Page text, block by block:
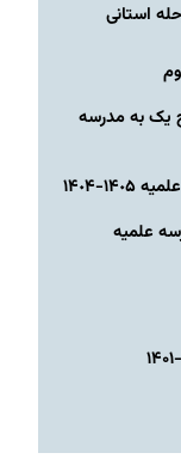
استانی
یک به مدرسه
١۴٠۴
علمیه